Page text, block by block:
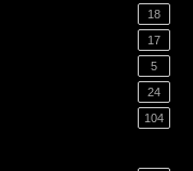
18
17
5
24
104